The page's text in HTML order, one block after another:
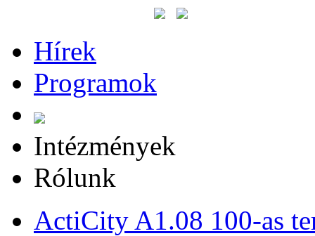
Hírek
Programok
Intézmények
Rólunk
ActiCity A1.08 100-as